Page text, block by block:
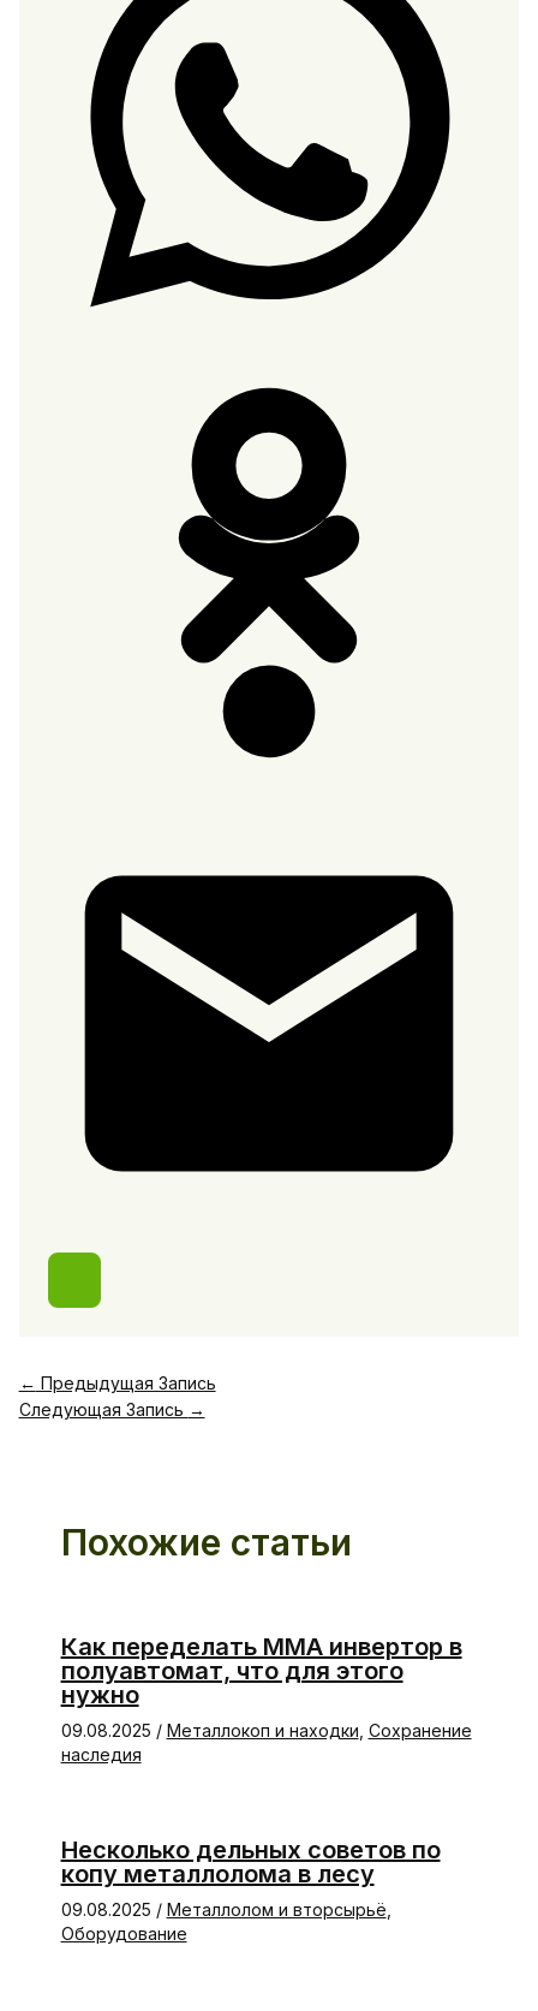
← Предыдущая Запись
Следующая Запись →
Похожие статьи
Как переделать ММА инвертор в
полуавтомат, что для этого
нужно
09.08.2025 / Металлокоп и находки Сохранение
наследия
Несколько дельных советов по
копу металлолома в лесу
09.08.2025 / Металлолом и вторсырьё
Оборудование